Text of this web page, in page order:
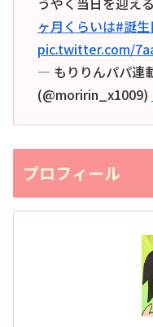
ヶ月くらいは#誕
pic.twitter.com/
— もりりんパパ連
(@moririn_x1009)
プロフィール